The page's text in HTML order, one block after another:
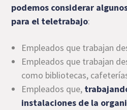
podemos considerar
para el teletrabajo:
Empleados que trabajan
Empleados que trabajan
como bibliotecas,
Empleados que,
instalaciones de la